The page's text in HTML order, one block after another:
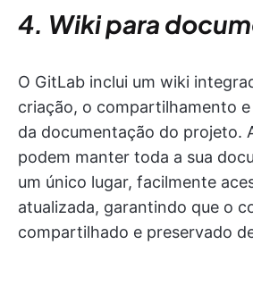
4. Wiki para
O GitLab inclui um wiki
criação, o compartilhamento
da documentação do projeto.
podem manter toda a sua
um único lugar, facilmente
atualizada, garantindo que o
compartilhado e preservado